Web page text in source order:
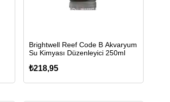
Brightwell Reef Code B Akvaryum
Su Kimyası Düzenleyici 250ml
₺218,95